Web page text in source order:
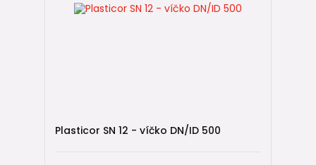
Plasticor SN 12 - víčko DN/ID 500